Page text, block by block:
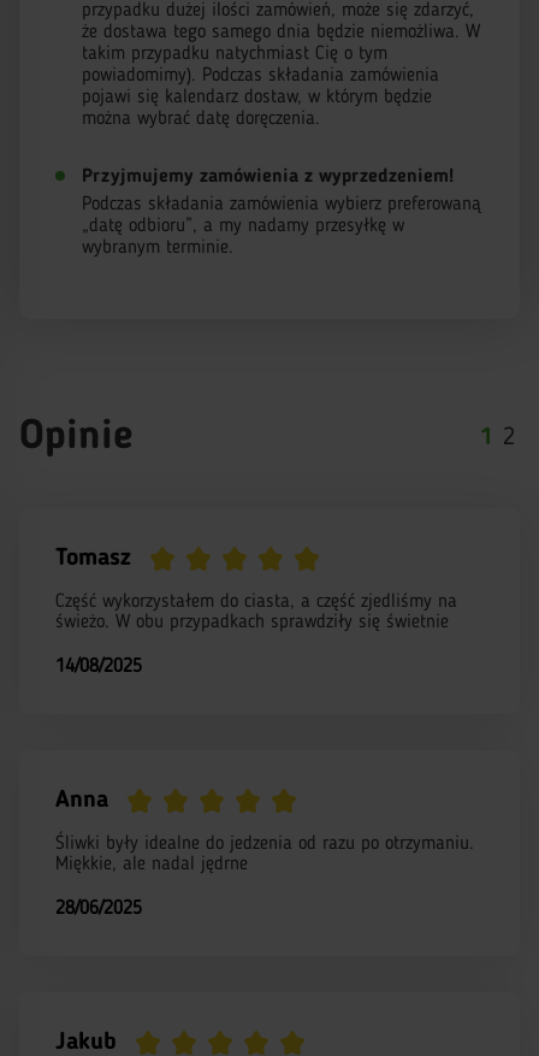
przypadku dużej ilości zamówień, może się zdarzyć,
że dostawa tego samego dnia będzie niemożliwa. W
takim przypadku natychmiast Cię o tym
powiadomimy). Podczas składania zamówienia
pojawi się kalendarz dostaw, w którym będzie
można wybrać datę doręczenia.
Przyjmujemy zamówienia z wyprzedzeniem!
Podczas składania zamówienia wybierz preferowaną
„datę odbioru”, a my nadamy przesyłkę w
wybranym terminie.
Opinie 1 2
Tomasz
Część wykorzystałem do ciasta, a część zjedliśmy na
świeżo. W obu przypadkach sprawdziły się świetnie
14/08/2025
Anna
Śliwki były idealne do jedzenia od razu po otrzymaniu.
Miękkie, ale nadal jędrne
28/06/2025
Jakub